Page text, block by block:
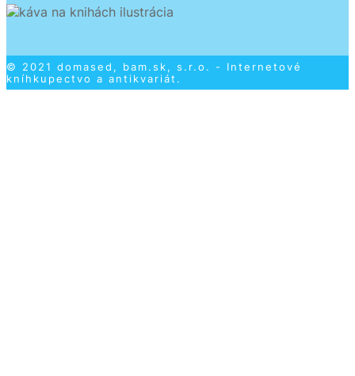
© 2021 domased, bam.sk, s.r.o. - Internetové
kníhkupectvo a antikvariát.